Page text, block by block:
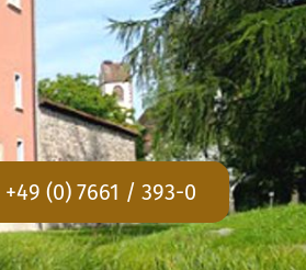
+49 (0) 7661 / 393-0